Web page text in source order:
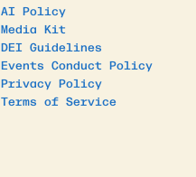
AI Policy
Media Kit
DEI Guidelines
Events Conduct Policy
Privacy Policy
Terms of Service